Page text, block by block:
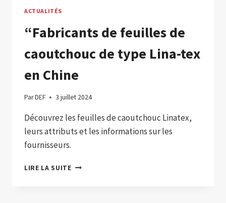
ACTUALITÉS
“Fabricants de feuilles de
caoutchouc de type Lina-tex
en Chine
ParDEF 3 juillet 2024
Découvrez les feuilles de caoutchouc Linatex,
leurs attributs et les informations sur les
fournisseurs.
LIRE LA SUITE“FABRICANTS